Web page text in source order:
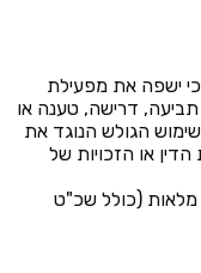
ישפה את מפעילת
תביעה, דרישה, טענה או
הגולש הנוגד את
או הזכויות של
מלאות (כולל שכ"ט